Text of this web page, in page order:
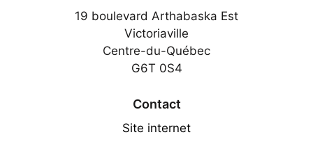
19 boulevard Arthabaska Est
Victoriaville
Centre-du-Québec
G6T 0S4
Contact
Site internet